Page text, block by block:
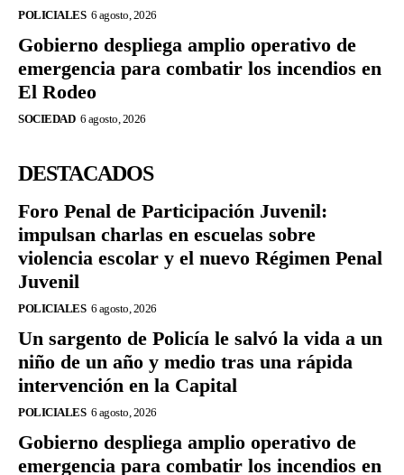
POLICIALES 6 agosto, 2026
Gobierno despliega amplio operativo de
emergencia para combatir los incendios en
El Rodeo
SOCIEDAD 6 agosto, 2026
DESTACADOS
Foro Penal de Participación Juvenil:
impulsan charlas en escuelas sobre
violencia escolar y el nuevo Régimen Penal
Juvenil
POLICIALES 6 agosto, 2026
Un sargento de Policía le salvó la vida a un
niño de un año y medio tras una rápida
intervención en la Capital
POLICIALES 6 agosto, 2026
Gobierno despliega amplio operativo de
emergencia para combatir los incendios en